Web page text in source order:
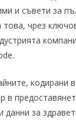
и съвети за
това, чрез
кодирани
в
данни за